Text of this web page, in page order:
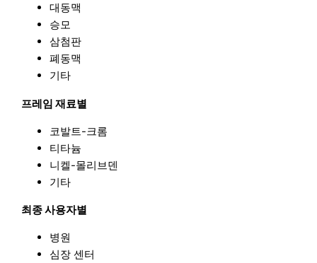
대동맥
승모
삼첨판
폐동맥
기타
프레임 재료별
코발트-크롬
티타늄
니켈-몰리브덴
기타
최종 사용자별
병원
심장 센터